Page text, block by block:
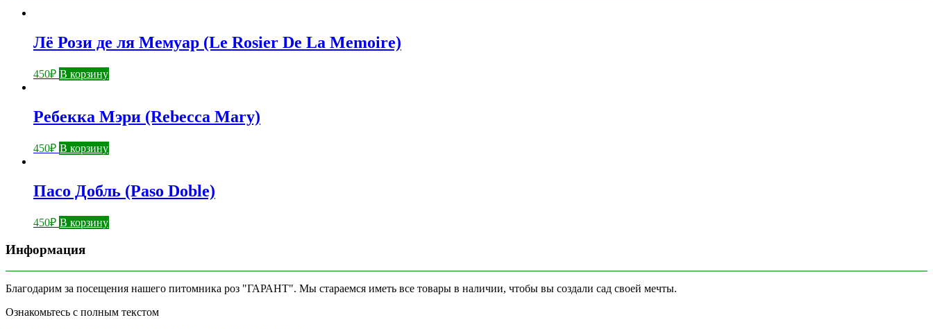
Лё Рози де ля Мемуар (Le Rosier De La Memoire)
450₽ В корзину
Ребекка Мэри (Rebecca Mary)
450₽ В корзину
Пасо Добль (Paso Doble)
450₽ В корзину
Информация
Благодарим за посещения нашего питомника роз "ГАРАНТ". Мы стараемся иметь все товары в наличии, чтобы вы создали сад своей мечты.
Ознакомьтесь с полным текстом